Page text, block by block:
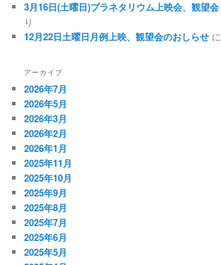
3月16日(土曜日)プラネタリウム上映会、観望会
り
12月22日土曜日月例上映、観望会のおしらせ に
アーカイブ
2026年7月
2026年5月
2026年3月
2026年2月
2026年1月
2025年11月
2025年10月
2025年9月
2025年8月
2025年7月
2025年6月
2025年5月